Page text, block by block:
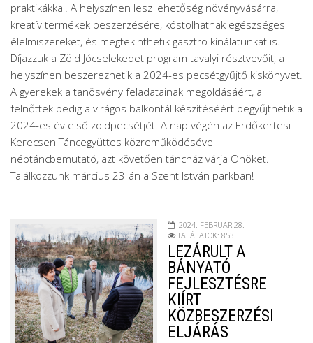
praktikákkal. A helyszínen lesz lehetőség növényvásárra,
kreatív termékek beszerzésére, kóstolhatnak egészséges
élelmiszereket, és megtekinthetik gasztro kínálatunkat is.
Díjazzuk a Zöld Jócselekedet program tavalyi résztvevőit, a
helyszínen beszerezhetik a 2024-es pecsétgyűjtő kiskönyvet.
A gyerekek a tanösvény feladatainak megoldásáért, a
felnőttek pedig a virágos balkontál készítéséért begyűjthetik a
2024-es év első zöldpecsétjét. A nap végén az Erdőkertesi
Kerecsen Táncegyüttes közreműködésével
néptáncbemutató, azt követően táncház várja Önöket.
Találkozzunk március 23-án a Szent István parkban!
2024. FEBRUÁR 28.
TALÁLATOK: 853
LEZÁRULT A
BÁNYATÓ
FEJLESZTÉSRE
KIÍRT
KÖZBESZERZÉSI
ELJÁRÁS